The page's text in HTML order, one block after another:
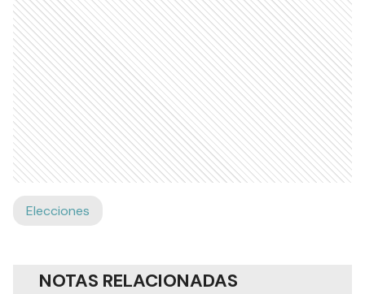
Elecciones
NOTAS RELACIONADAS